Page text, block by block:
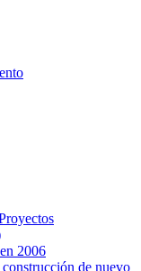
2006
de nuevo